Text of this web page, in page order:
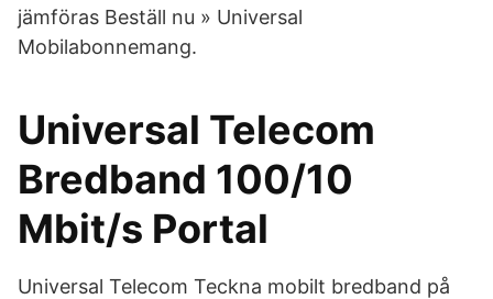
jämföras Beställ nu » Universal
Mobilabonnemang.
Universal Telecom
Bredband 100/10
Mbit/s Portal
Universal Telecom Teckna mobilt bredband på